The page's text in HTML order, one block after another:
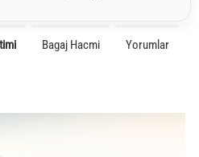
Bagaj Hacmi Yorumlar